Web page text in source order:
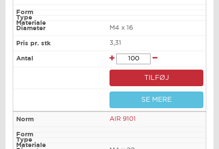
M4 x 16
3,31
TILFØJ
SE MERE
AIR 9101